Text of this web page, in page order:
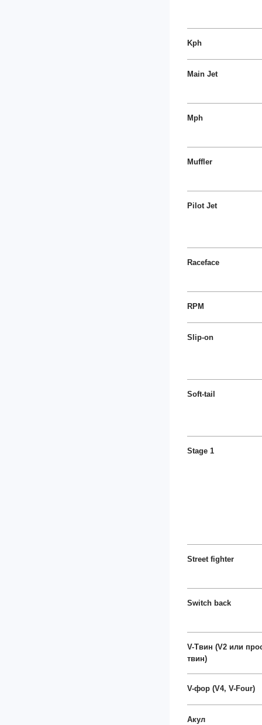
Kph
Main Jet
Mph
Muffler
Pilot Jet
Raceface
RPM
Slip-on
Soft-tail
Stage 1
Street fighter
Switch back
V-Твин (V2 или
твин)
V-фор (V4, V-Four)
Акул